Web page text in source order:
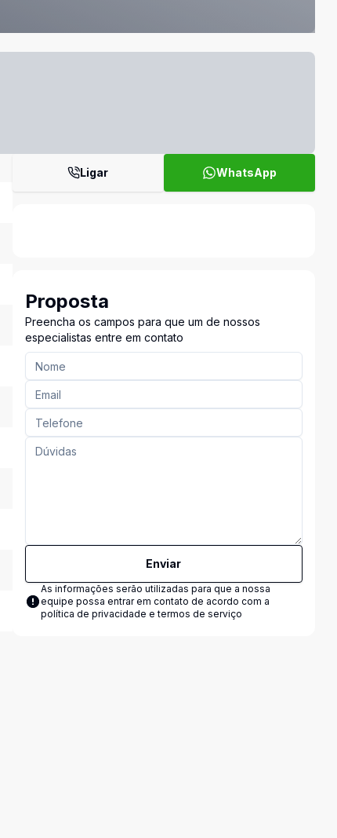
Ligar WhatsApp
Proposta
Preencha os campos para que um de nossos
especialistas entre em contato
Enviar
As informações serão utilizadas para que a nossa
equipe possa entrar em contato de acordo com a
política de privacidade e termos de serviço